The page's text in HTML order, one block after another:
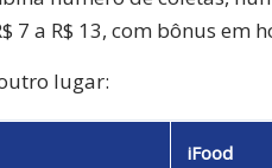
a R$ 13, com bônus em
lugar:
iFood